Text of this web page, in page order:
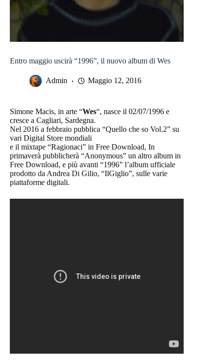
Entro maggio uscirà “1996”, il nuovo album di Wes
Admin Maggio 12, 2016
Simone Macis, in arte “Wes“, nasce il 02/07/1996 e
cresce a Cagliari, Sardegna.
Nel 2016 a febbraio pubblica “Quello che so Vol.2” su
vari Digital Store mondiali
e il mixtape “Ragionaci” in Free Download, In
primaverà pubblicherà “Anonymous” un altro album in
Free Download, e più avanti “1996” l’album ufficiale
prodotto da Andrea Di Gilio, “IlGiglio”, sulle varie
piattaforme digitali.